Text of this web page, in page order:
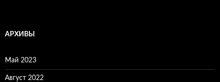
АРХИВЫ
Май 2023
Август 2022